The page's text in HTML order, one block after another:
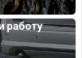
работу